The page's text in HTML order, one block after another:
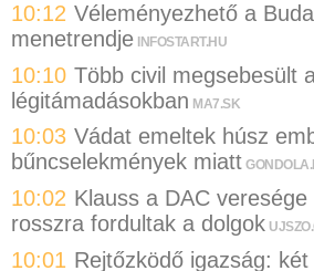
10:12 Véleményezhető a
menetrendje INFOSTART.HU
10:10 Több civil megsebesült
légitámadásokban MA7.SK
10:03 Vádat emeltek húsz
bűncselekmények miatt
10:02 Klauss a DAC
rosszra fordultak a dolgok
10:01 Rejtőzködő igazság: